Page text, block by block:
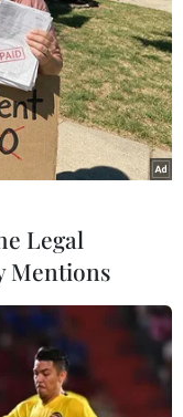
mắc
Legal
Mentions